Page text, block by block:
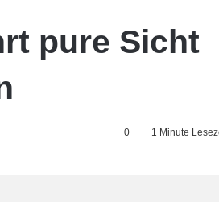
pure Sicht
0 1 Minute